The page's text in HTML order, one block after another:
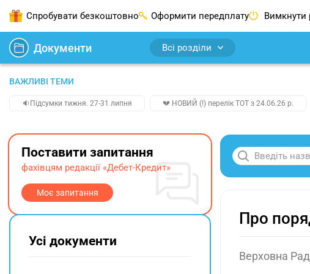
Спробувати безкоштовно Оформити передплату Вимкнути
Документи Всі розділи
ВАЖЛИВІ ТЕМИ
🔉Підсумки тижня. 27-31 липня 💔 НОВИЙ (!) перелік ТОТ з 24.06.26 р.
Про
Верховна
Поставити запитання
фахівцям редакції «Дебет-Кредит»
Моє запитання
Усі документи